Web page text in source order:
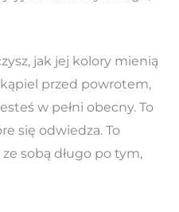
jak jej kolory mienią
przed powrotem,
w pełni obecny. To
się odwiedza. To
sobą długo po tym,